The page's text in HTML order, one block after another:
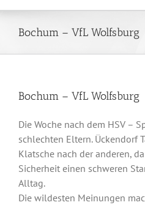
Bochum – VfL Wolfsburg
Bochum – VfL Wolfsburg
Die Woche nach dem HSV –
schlechten Eltern. Ückendorf
Klatsche nach der anderen,
Sicherheit einen schweren
Alltag.
Die wildesten Meinungen